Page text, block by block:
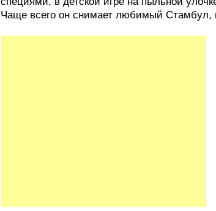
Чаще всего он снимает любимый Стамбул,